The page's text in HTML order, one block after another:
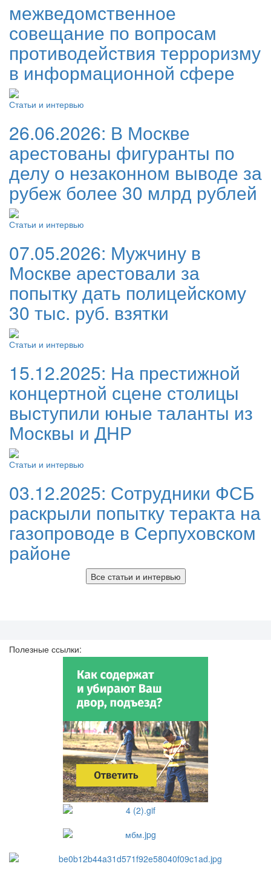
межведомственное
совещание по вопросам
противодействия терроризму
в информационной сфере
Статьи и интервью
26.06.2026: В Москве
арестованы фигуранты по
делу о незаконном выводе за
рубеж более 30 млрд рублей
Статьи и интервью
07.05.2026: Мужчину в
Москве арестовали за
попытку дать полицейскому
30 тыс. руб. взятки
Статьи и интервью
15.12.2025: На престижной
концертной сцене столицы
выступили юные таланты из
Москвы и ДНР
Статьи и интервью
03.12.2025: Сотрудники ФСБ
раскрыли попытку теракта на
газопроводе в Серпуховском
районе
Все статьи и интервью
Полезные ссылки: